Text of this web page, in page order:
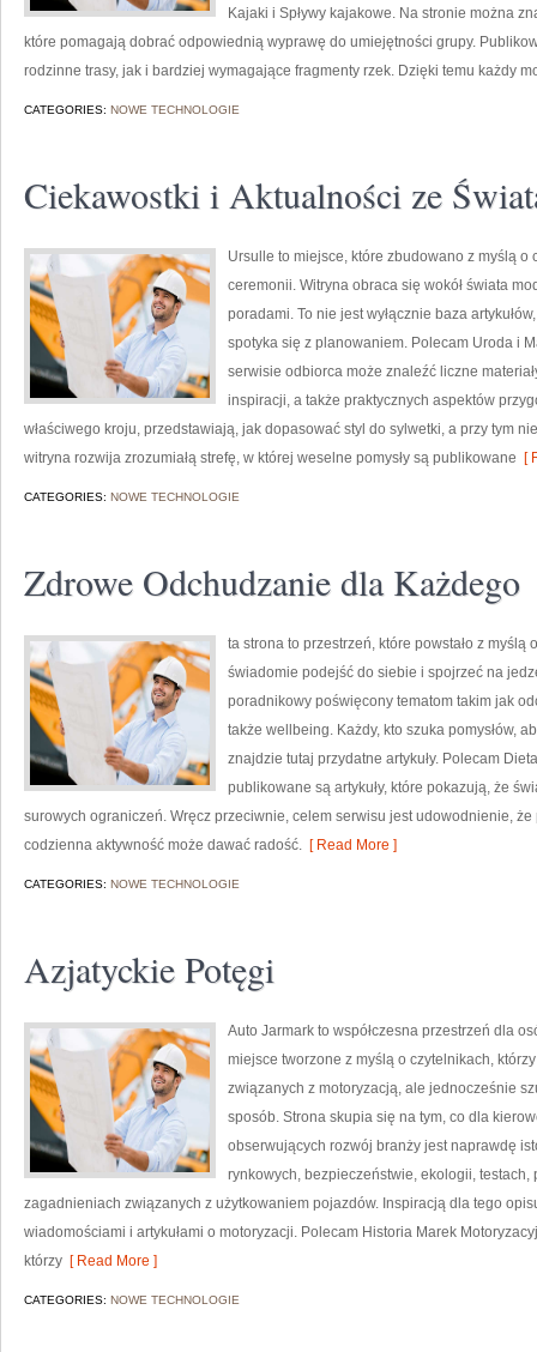
Kajaki i Spływy kajakowe. Na stronie można
które pomagają dobrać odpowiednią wyprawę do umiejętności grupy.
rodzinne trasy, jak i bardziej wymagające fragmenty rzek. Dzięki temu każdy
CATEGORIES: NOWE TECHNOLOGIE
Ciekawostki i Aktualności ze
Ursulle to miejsce, które zbudowano z myślą
ceremonii. Witryna obraca się wokół świata
poradami. To nie jest wyłącznie baza
spotyka się z planowaniem. Polecam Uroda i
serwisie odbiorca może znaleźć liczne
inspiracji, a także praktycznych aspektów
właściwego kroju, przedstawiają, jak dopasować styl do sylwetki, a przy tym
witryna rozwija zrozumiałą strefę, w której weselne pomysły są publikowane [
CATEGORIES: NOWE TECHNOLOGIE
Zdrowe Odchudzanie dla Każdego
ta strona to przestrzeń, które powstało z
świadomie podejść do siebie i spojrzeć na
poradnikowy poświęcony tematom takim jak
także wellbeing. Każdy, kto szuka pomysłów,
znajdzie tutaj przydatne artykuły. Polecam
publikowane są artykuły, które pokazują, że
surowych ograniczeń. Wręcz przeciwnie, celem serwisu jest udowodnienie,
codzienna aktywność może dawać radość. [ Read More ]
CATEGORIES: NOWE TECHNOLOGIE
Azjatyckie Potęgi
Auto Jarmark to współczesna przestrzeń dla
miejsce tworzone z myślą o czytelnikach,
związanych z motoryzacją, ale jednocześnie
sposób. Strona skupia się na tym, co dla
obserwujących rozwój branży jest naprawdę
rynkowych, bezpieczeństwie, ekologii,
zagadnieniach związanych z użytkowaniem pojazdów. Inspiracją dla tego
wiadomościami i artykułami o motoryzacji. Polecam Historia Marek
którzy [ Read More ]
CATEGORIES: NOWE TECHNOLOGIE